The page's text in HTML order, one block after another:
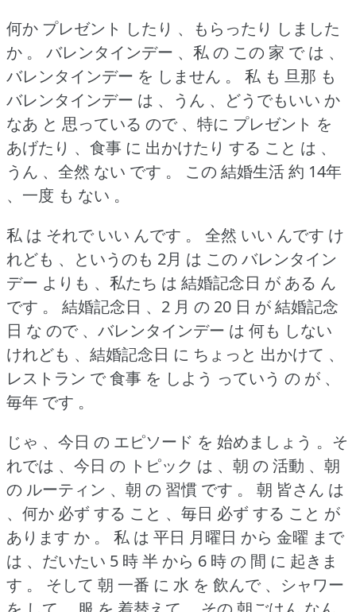
何か プレゼント したり 、もらったり しました
か 。
バレンタインデー 、私 の この 家 で は 、
バレンタインデー を しません 。
私 も 旦那 も
バレンタインデー は 、うん 、どうでもいい か
なあ と 思っている ので 、特に プレゼント を
あげたり 、食事 に 出かけたり する こと は 、
うん 、全然 ない です 。
この 結婚生活 約 14年
、一度 も ない 。
私 は それで いい んです 。
全然 いい んです け
れども 、というのも 2月 は この バレンタイン
デー よりも 、私たち は 結婚記念日 が ある ん
です 。
結婚記念日 、2 月 の 20 日 が 結婚記念
日 な ので 、バレンタインデー は 何も しない
けれども 、結婚記念日 に ちょっと 出かけて 、
レストラン で 食事 を しよう っていう の が 、
毎年 です 。
じゃ 、今日 の エピソード を 始めましょう 。そ
れでは 、今日 の トピック は 、朝 の 活動 、朝
の ルーティン 、朝 の 習慣 です 。
朝 皆さん は
、何か 必ず する こと 、毎日 必ず する こと が
あります か 。
私 は 平日 月曜日 から 金曜 まで
は 、だいたい 5 時 半 から 6 時 の 間 に 起きま
す 。
そして 朝 一番 に 水 を 飲んで 、シャワー